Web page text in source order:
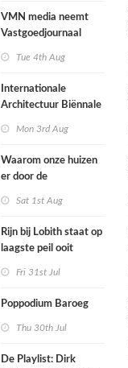
VMN media neemt
Vastgoedjournaal
Tue 4th Aug
Internationale
Architectuur Biënnale
Mon 3rd Aug
Waarom onze huizen
er door de
anders gaan uitzien
Sat 1st Aug
Rijn bij Lobith staat op
laagste peil ooit
Fri 31st Jul
Poppodium Baroeg
Thu 30th Jul
De Playlist: Dirk